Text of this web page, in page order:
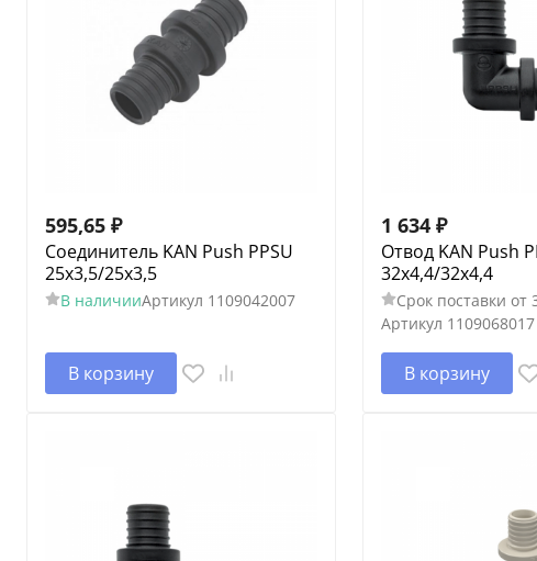
595,65 ₽
Соединитель KAN Push PPSU
25х3,5/25х3,5
В наличииАртикул 1109042007
В корзину
1 634 ₽
Отвод KAN Push
32х4,4/32х4,4
Срок поставки от
Артикул 1109068017
В корзину